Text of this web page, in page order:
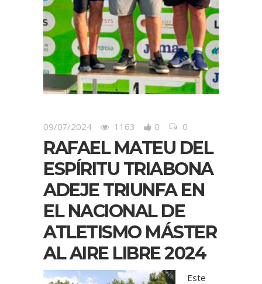
09/07/2024 1163 0 0
RAFAEL MATEU DEL
ESPÍRITU TRIABONA
ADEJE TRIUNFA EN
EL NACIONAL DE
ATLETISMO MÁSTER
AL AIRE LIBRE 2024
Este